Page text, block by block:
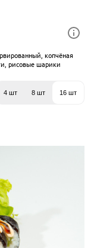
копчёная
рисовые шарики
4 шт 8 шт 16 шт